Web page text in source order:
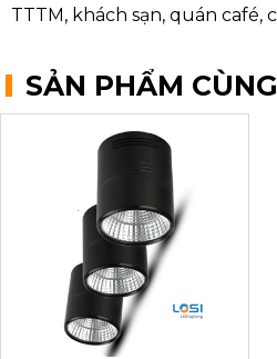
TTTM, khách sạn, quán café,
SẢN PHẨM